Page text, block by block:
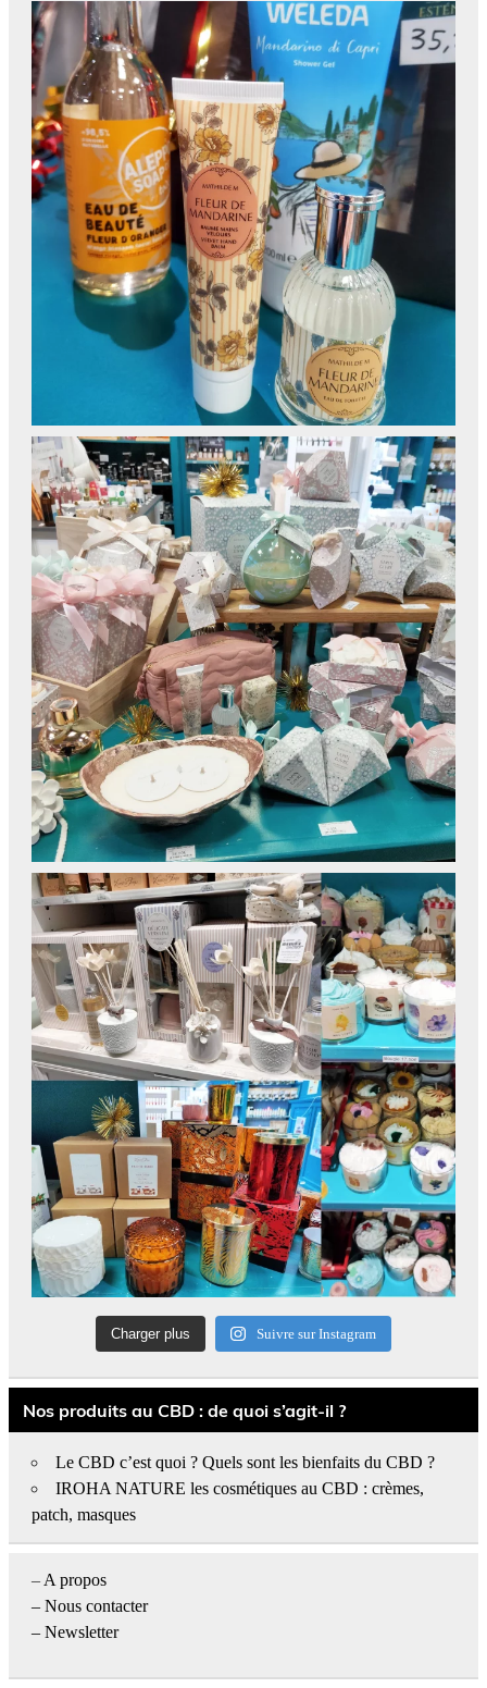
Charger plus Suivre sur Instagram
Nos produits au CBD : de quoi s’agit-il ?
Le CBD c’est quoi ? Quels sont les bienfaits du CBD ?
IROHA NATURE les cosmétiques au CBD : crèmes,
patch, masques
– A propos
– Nous contacter
– Newsletter